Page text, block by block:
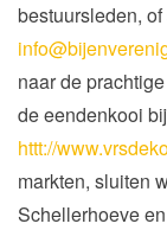
bestuursleden,
naar de
de eendenkooi
httt://
markten, sluiten
Schellerhoeve